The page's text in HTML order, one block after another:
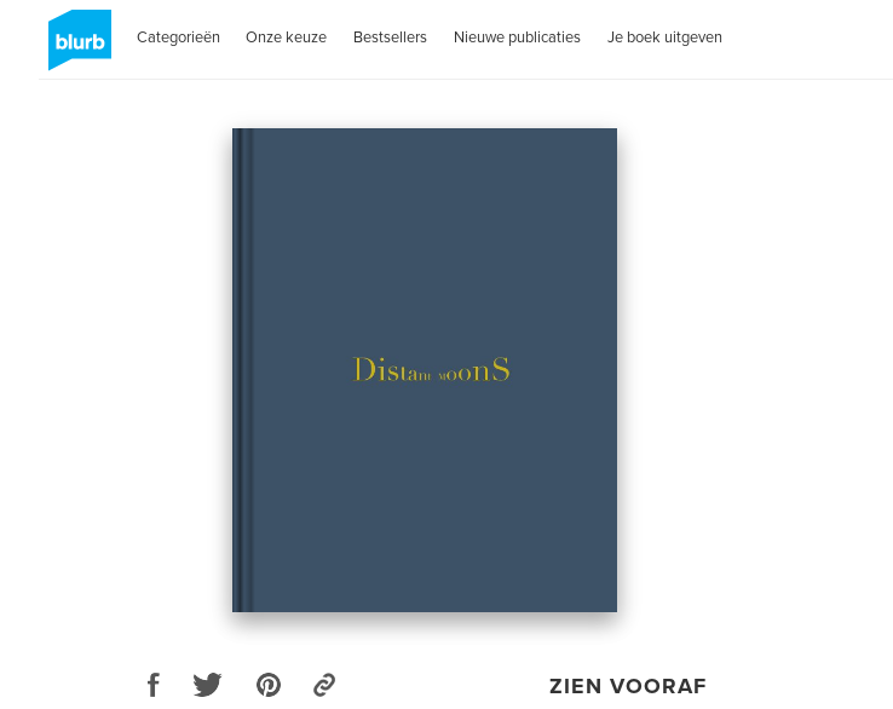
Categorieën Onze keuze Bestsellers Nieuwe publicaties Je boek uitgeven
ZIEN VOORAF